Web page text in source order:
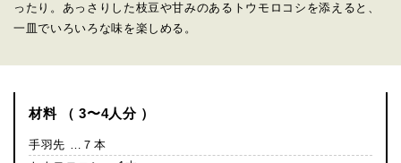
ったり。あっさりした枝豆や甘みのあるトウモロコシを添えると、
一皿でいろいろな味を楽しめる。
材料 （ 3〜4人分 ）
手羽先 …７本